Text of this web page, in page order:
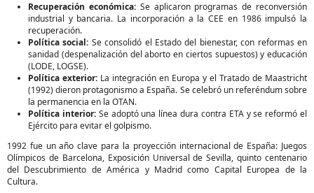
Recuperación económica:Se aplicaron programas de reconversión
industrial y bancaria. La incorporación a la CEE en 1986 impulsó la
recuperación.
Política social: Se consolidó el Estado del bienestar, con reformas en
sanidad (despenalización del aborto en ciertos supuestos) y educación
(LODE, LOGSE).
Política exterior: La integración en Europa y el Tratado de Maastricht
(1992) dieron protagonismo a España. Se celebró un referéndum sobre
la permanencia en la OTAN.
Política interior:Se adoptó una línea dura contra ETA y se reformó el
Ejército para evitar el golpismo.
1992 fue un año clave para la proyección internacional de España: Juegos
Olímpicos de Barcelona, Exposición Universal de Sevilla, quinto centenario
del Descubrimiento de América y Madrid como Capital Europea de la
Cultura.